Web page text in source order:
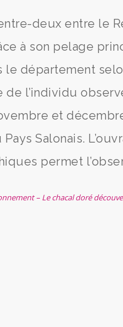
deux entre le
à son pelage
département
de l’individu
et
Salonais.
permet
– Le chacal doré